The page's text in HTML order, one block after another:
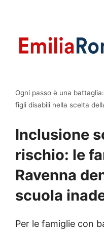
Ogni passo è una
figli disabili nella scelta
Inclusione
rischio: le
Ravenna
scuola
Per le famiglie con